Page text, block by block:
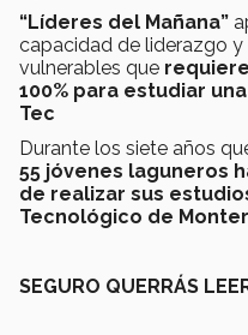
“Líderes del Mañana”
capacidad de liderazgo
vulnerables que
100% para estudiar
Tec
Durante los siete años
55 jóvenes laguneros
de realizar sus
Tecnológico de
SEGURO QUERRÁS